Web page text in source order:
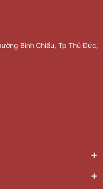
Bình Chiểu, Tp Thủ Đức,